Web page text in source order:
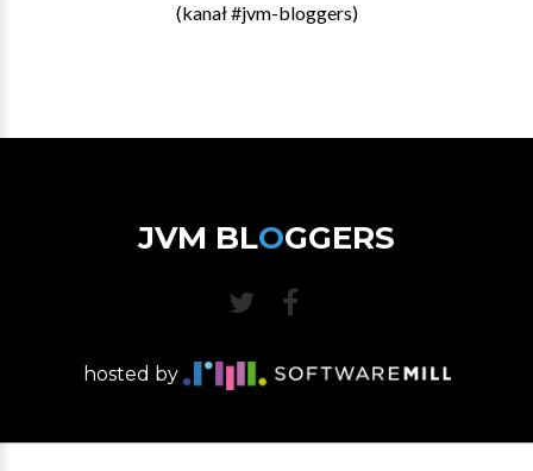
(kanał #jvm-bloggers)
JVM BLOGGERS
hosted by